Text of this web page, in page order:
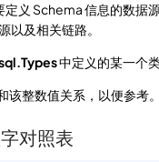
义 Schema 信息的数据
以及相关链路。
中定义的某一个
整数值关系，以便参考。
对照表